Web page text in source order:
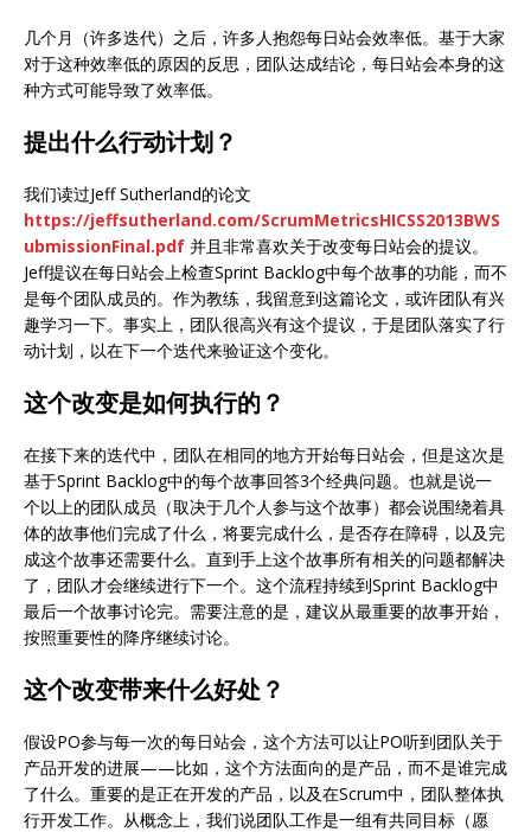
几个月（许多迭代）之后，许多人抱怨每日站会效率低。基于大家
对于这种效率低的原因的反思，团队达成结论，每日站会本身的这
种方式可能导致了效率低。
提出什么行动计划？
我们读过Jeff Sutherland的论文
https://jeffsutherland.com/ScrumMetricsHICSS2013BWS
ubmissionFinal.pdf 并且非常喜欢关于改变每日站会的提议。
Jeff提议在每日站会上检查Sprint Backlog中每个故事的功能，而不
是每个团队成员的。作为教练，我留意到这篇论文，或许团队有兴
趣学习一下。事实上，团队很高兴有这个提议，于是团队落实了行
动计划，以在下一个迭代来验证这个变化。
这个改变是如何执行的？
在接下来的迭代中，团队在相同的地方开始每日站会，但是这次是
基于Sprint Backlog中的每个故事回答3个经典问题。也就是说一
个以上的团队成员（取决于几个人参与这个故事）都会说围绕着具
体的故事他们完成了什么，将要完成什么，是否存在障碍，以及完
成这个故事还需要什么。直到手上这个故事所有相关的问题都解决
了，团队才会继续进行下一个。这个流程持续到Sprint Backlog中
最后一个故事讨论完。需要注意的是，建议从最重要的故事开始，
按照重要性的降序继续讨论。
这个改变带来什么好处？
假设PO参与每一次的每日站会，这个方法可以让PO听到团队关于
产品开发的进展——比如，这个方法面向的是产品，而不是谁完成
了什么。重要的是正在开发的产品，以及在Scrum中，团队整体执
行开发工作。从概念上，我们说团队工作是一组有共同目标（愿